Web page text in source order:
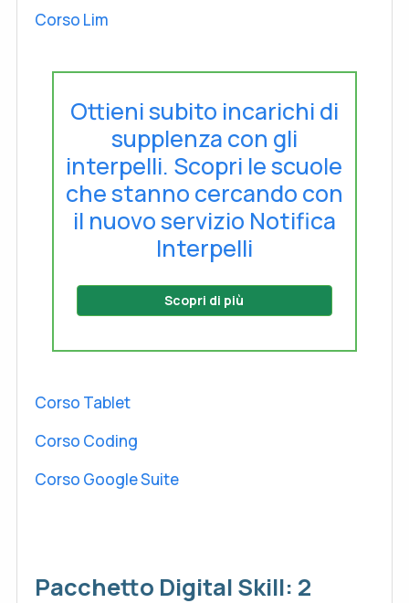
Corso Lim
Ottieni subito incarichi di
supplenza con gli
interpelli. Scopri le scuole
che stanno cercando con
il nuovo servizio Notifica
Interpelli
Scopri di più
Corso Tablet
Corso Coding
Corso Google Suite
Pacchetto Digital Skill: 2